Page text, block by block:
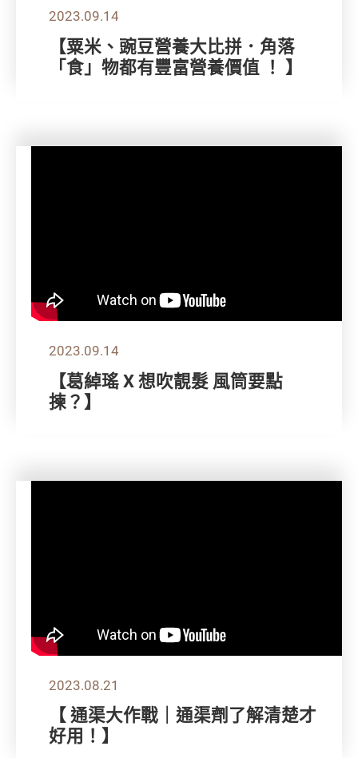
2023.09.14
【粟米、豌豆營養大比拼．角落
「食」物都有豐富營養價值 ！ 】
2023.09.14
【葛綽瑤 X 想吹靚髮 風筒要點
揀？】
2023.08.21
【 通渠大作戰｜通渠劑了解清楚才
好用！】